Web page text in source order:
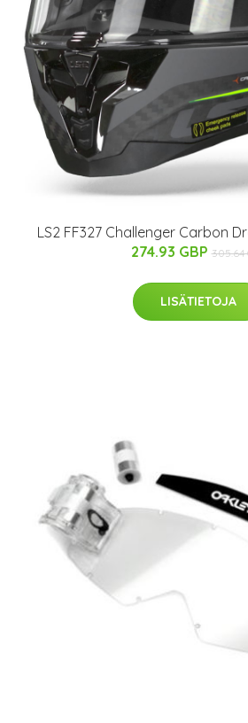
LS2 FF327 Challenger Carbon
274.93 GBP 305.64
LISÄTIETOJA